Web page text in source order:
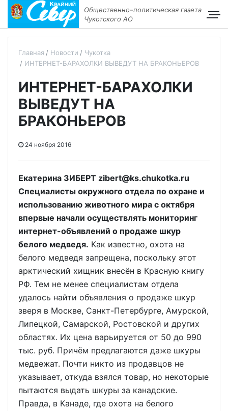
Общественно–политическая газета
Чукотского АО
Главная Новости
Чукотка
ИНТЕРНЕТ-БАРАХОЛКИ ВЫВЕДУТ НА БРАКОНЬЕРОВ
ИНТЕРНЕТ-БАРАХОЛКИ
ВЫВЕДУТ НА
БРАКОНЬЕРОВ
24 ноября 2016
Екатерина ЗИБЕРТ zibert@ks.chukotka.ru
Специалисты окружного отдела по охране и
использованию животного мира с октября
впервые начали осуществлять мониторинг
интернет-объявлений о продаже шкур
белого медведя. Как известно, охота на
белого медведя запрещена, поскольку этот
арктический хищник внесён в Красную книгу
РФ. Тем не менее специалистам отдела
удалось найти объявления о продаже шкур
зверя в Москве, Санкт-Петербурге, Амурской,
Липецкой, Самарской, Ростовской и других
областях. Их цена варьируется от 50 до 990
тыс. руб. Причём предлагаются даже шкуры
медвежат. Почти никто из продавцов не
указывает, откуда взялся товар, но некоторые
пытаются выдать шкуры за канадские.
Правда, в Канаде, где охота на белого